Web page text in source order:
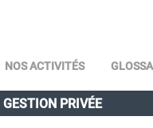
NOS ACTIVITÉS
GESTION PRIVÉE